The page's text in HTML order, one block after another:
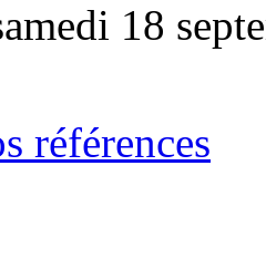
18
références